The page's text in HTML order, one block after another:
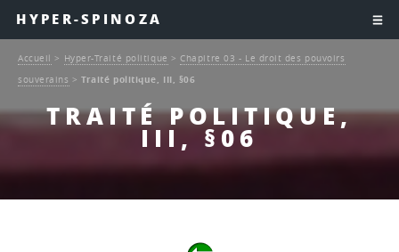
HYPER-SPINOZA
TRAITÉ POLITIQUE,
III, §06
Accueil > Hyper-Traité politique > Chapitre 03 - Le droit des pouvoirs
souverains >Traité politique, III, §06